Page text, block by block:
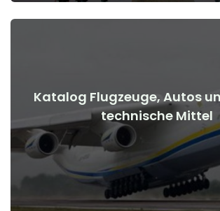
Katalog Flugzeuge, Autos
technische Mittel
Flugzeuge, Autos, technische Mittel
Kriegsbeginn
Details anzeigen